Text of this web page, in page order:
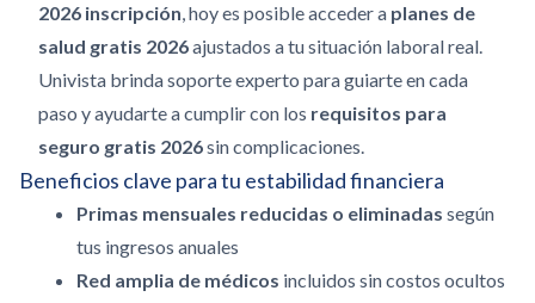
2026 inscripción, hoy es posible acceder a planes de
salud gratis 2026ajustados a tu situación laboral real.
Univista brinda soporte experto para guiarte en cada
paso y ayudarte a cumplir con los requisitos para
seguro gratis 2026sin complicaciones.
Beneficios clave para tu estabilidad financiera
Primas mensuales reducidas o eliminadas según
tus ingresos anuales
Red amplia de médicos incluidos sin costos ocultos